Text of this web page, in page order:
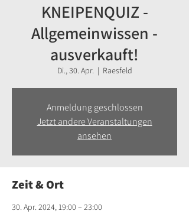
KNEIPENQUIZ -
Allgemeinwissen -
ausverkauft!
Di., 30. Apr.
  |
Raesfeld
Anmeldung geschlossen
Jetzt andere Veranstaltungen
ansehen
Zeit & Ort
30. Apr. 2024, 19:00 – 23:00